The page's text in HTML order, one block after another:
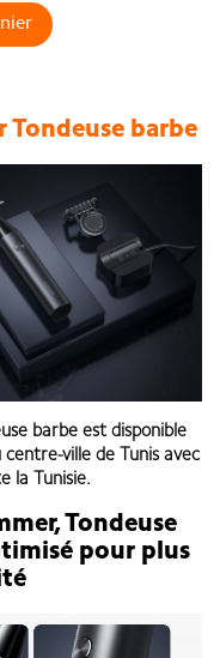
barbe
barbeest disponible
centre-ville de Tunis avec
la Tunisie.
Tondeuse
pour plus